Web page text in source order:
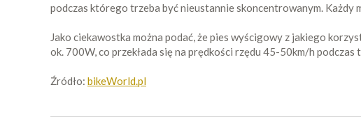
podczas którego trzeba być nieustannie skoncentrowanym. Każdy
Jako ciekawostka można podać, że pies wyścigowy z jakiego
ok. 700W, co przekłada się na prędkości rzędu 45-50km/h podczas
Źródło: bikeWorld.pl